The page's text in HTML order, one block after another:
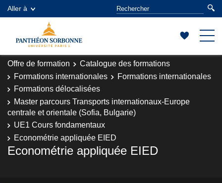
Aller à
Offre de formation
Catalogue des formations
Formations internationales
Formations internationales
Formations délocalisées
Master parcours Transports internationaux-Europe
centrale et orientale (Sofia, Bulgarie)
UE1 Cours fondamentaux
Econométrie appliquée EIED
Econométrie appliquée EIED